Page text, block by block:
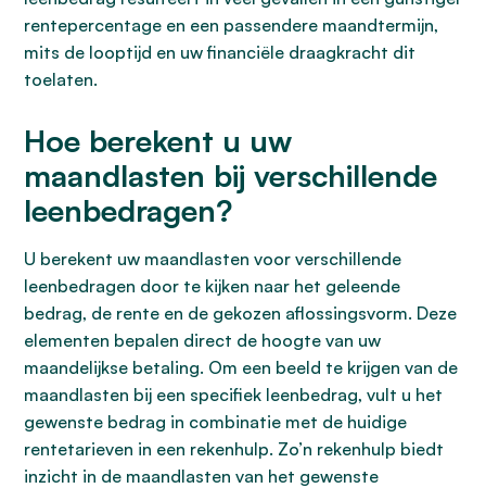
rentepercentage en een passendere maandtermijn,
mits de looptijd en uw financiële draagkracht dit
toelaten.
Hoe berekent u uw
maandlasten bij verschillende
leenbedragen?
U berekent uw maandlasten voor verschillende
leenbedragen door te kijken naar het geleende
bedrag, de rente en de gekozen aflossingsvorm. Deze
elementen bepalen direct de hoogte van uw
maandelijkse betaling. Om een beeld te krijgen van de
maandlasten bij een specifiek leenbedrag, vult u het
gewenste bedrag in combinatie met de huidige
rentetarieven in een rekenhulp. Zo’n rekenhulp biedt
inzicht in de maandlasten van het gewenste